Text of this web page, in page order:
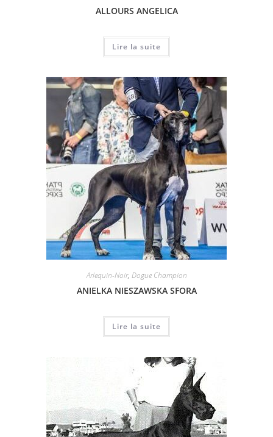
ALLOURS ANGELICA
Lire la suite
Arlequin-Noir, Dogue Champion
ANIELKA NIESZAWSKA SFORA
Lire la suite